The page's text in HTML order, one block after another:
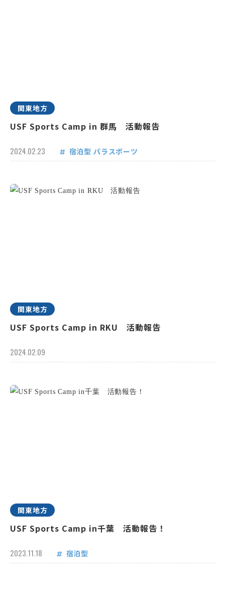
関東地方
USF Sports Camp in 群馬 活動報告
2024.02.23 宿泊型 パラスポーツ
関東地方
USF Sports Camp in RKU 活動報告
2024.02.09
関東地方
USF Sports Camp in千葉 活動報告！
2023.11.18 宿泊型